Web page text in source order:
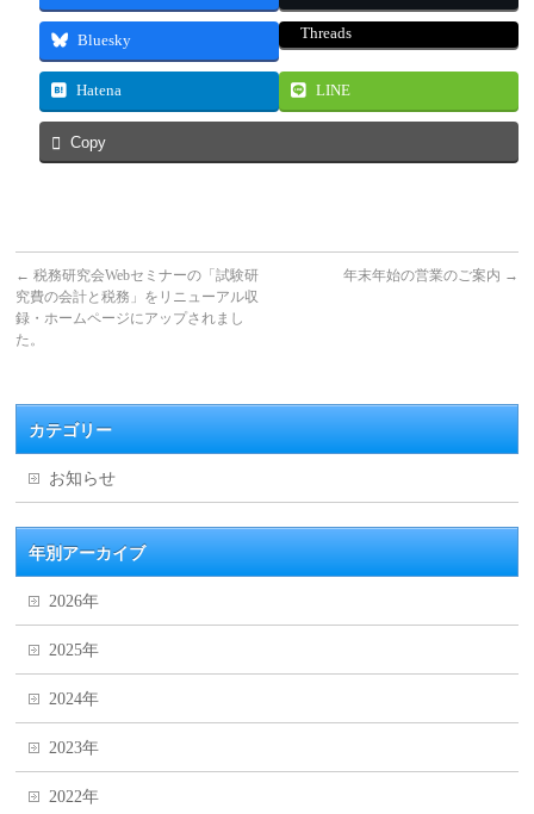
Bluesky Threads
Hatena LINE
Copy
← 税務研究会Webセミナーの「試験研
究費の会計と税務」をリニューアル収
録・ホームページにアップされまし
た。
年末年始の営業のご案内 →
カテゴリー
お知らせ
年別アーカイブ
2026年
2025年
2024年
2023年
2022年